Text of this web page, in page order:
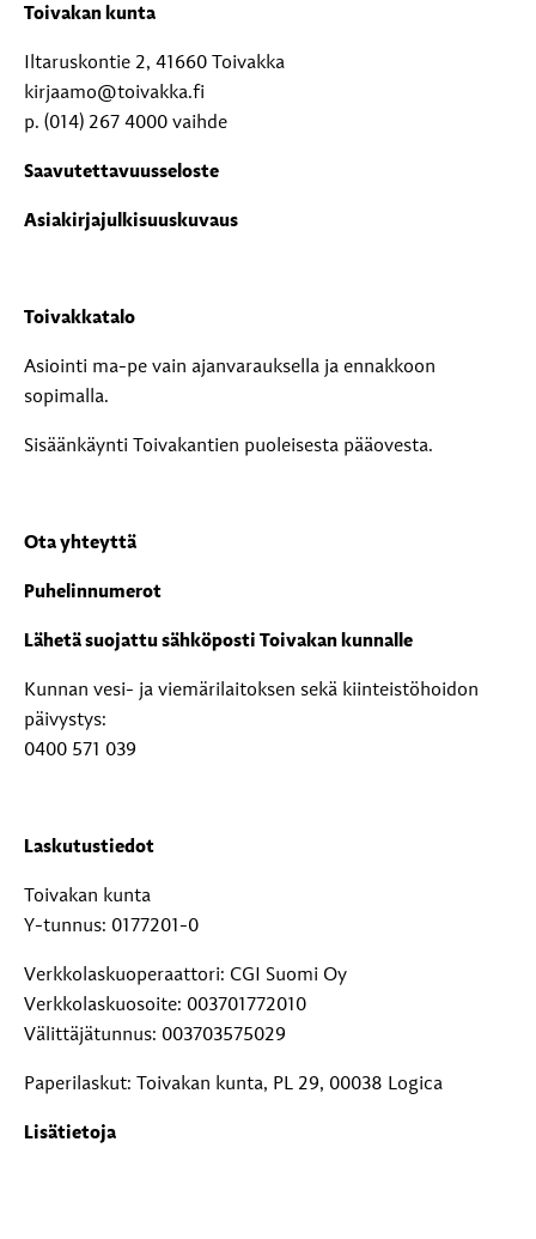
Toivakan kunta
Iltaruskontie 2, 41660 Toivakka
kirjaamo@toivakka.fi
p. (014) 267 4000 vaihde
Saavutettavuusseloste
Asiakirjajulkisuuskuvaus
Toivakkatalo
Asiointi ma-pe vain ajanvarauksella ja ennakkoon
sopimalla.
Sisäänkäynti Toivakantien puoleisesta pääovesta.
Ota yhteyttä
Puhelinnumerot
Lähetä suojattu sähköposti Toivakan kunnalle
Kunnan vesi- ja viemärilaitoksen sekä kiinteistöhoidon
päivystys:
0400 571 039
Laskutustiedot
Toivakan kunta
Y-tunnus: 0177201-0
Verkkolaskuoperaattori: CGI Suomi Oy
Verkkolaskuosoite: 003701772010
Välittäjätunnus: 003703575029
Paperilaskut: Toivakan kunta, PL 29, 00038 Logica
Lisätietoja